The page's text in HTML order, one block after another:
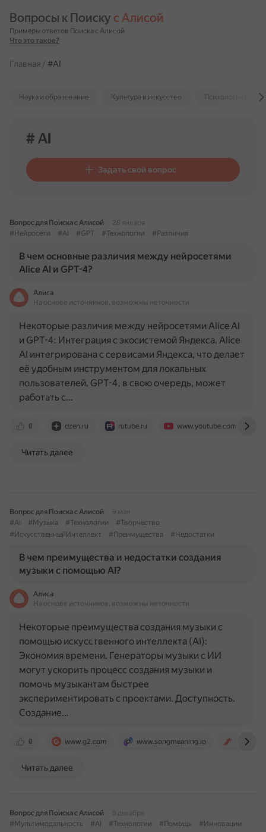
Вопросы к Поиску с Алисой
Примеры ответов Поиска с Алисой
Что это такое?
Главная / #AI
Наука и образование Культура и искусство Психология и
# AI
Задать свой вопрос
Вопрос для Поиска с Алисой
28 января
#Нейросети
#AI #GPT #Технологии #Различия
В чем основные различия между нейросетями
Alice AI и GPT-4?
Алиса
На основе источников, возможны неточности
0 dzen.ru rutube.ru www.youtube.com
Некоторые различия между нейросетями Alice AI
и GPT-4: Интеграция с экосистемой Яндекса. Alice
AI интегрирована с сервисами Яндекса, что делает
её удобным инструментом для локальных
пользователей. GPT-4, в свою очередь, может
работать с…
Читать далее
Вопрос для Поиска с Алисой
9 мая
#AI
#Музыка #Технологии
#Творчество
#ИскусственныйИнтеллект
#Преимущества #Недостатки
В чем преимущества и недостатки создания
музыки с помощью AI?
Алиса
На основе источников, возможны неточности
0 www.g2.com www.songmeaning.io
Некоторые преимущества создания музыки с
помощью искусственного интеллекта (AI):
Экономия времени. Генераторы музыки с ИИ
могут ускорить процесс создания музыки и
помочь музыкантам быстрее
экспериментировать с проектами. Доступность.
Создание…
Читать далее
Вопрос для Поиска с Алисой
8 декабря
#Мультимодальность
#AI #Технологии #Помощь #Инновации